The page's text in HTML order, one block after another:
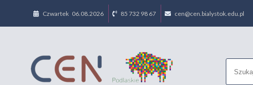
Czwartek 06.08.2026 85 732 98 67 cen@cen.bialystok.edu.pl